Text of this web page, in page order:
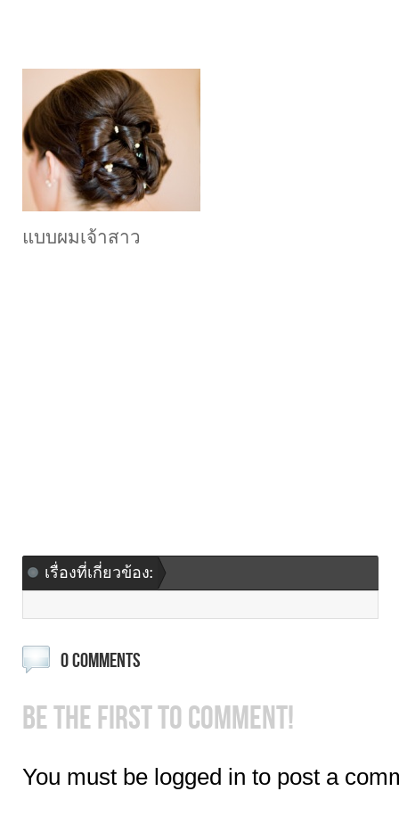
แบบผมเจ้าสาว
เรื่องที่เกี่ยวข้อง:
0 COMMENTS
BE THE FIRST TO COMMENT!
You must be logged in to post a